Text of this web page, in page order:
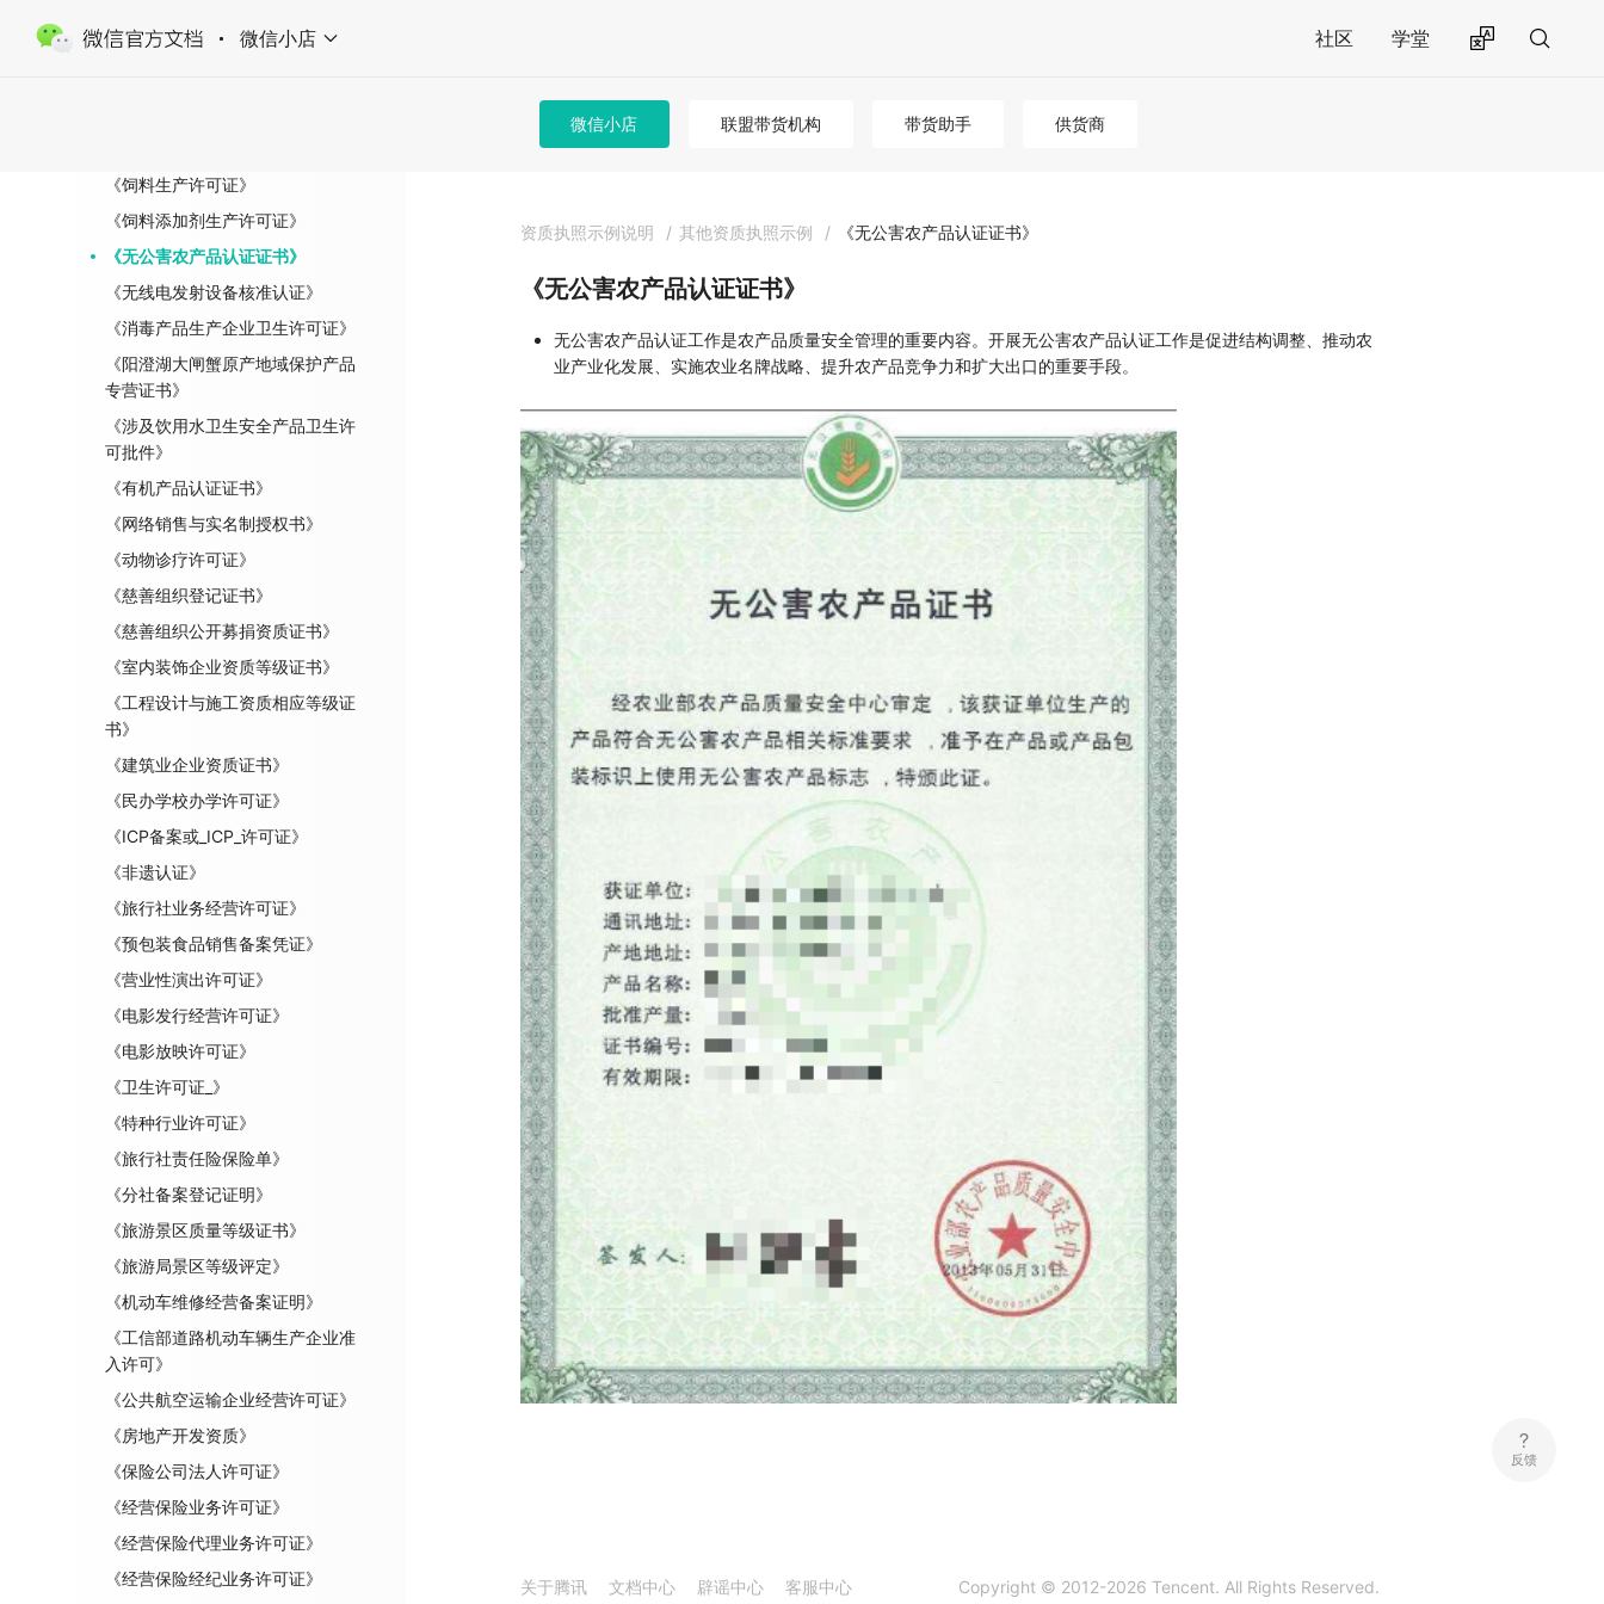
微信小店 社区 学堂
微信小店 联盟带货机构 带货助手 供货商
《食品生产许可证》
《饲料生产许可证》
《饲料添加剂生产许可证》
《无公害农产品认证证书》
《无线电发射设备核准认证》
《消毒产品生产企业卫生许可证》
《阳澄湖大闸蟹原产地域保护产品
专营证书》
《涉及饮用水卫生安全产品卫生许
可批件》
《有机产品认证证书》
《网络销售与实名制授权书》
《动物诊疗许可证》
《慈善组织登记证书》
《慈善组织公开募捐资质证书》
《室内装饰企业资质等级证书》
《工程设计与施工资质相应等级证
书》
《建筑业企业资质证书》
《民办学校办学许可证》
《ICP备案或_ICP_许可证》
《非遗认证》
《旅行社业务经营许可证》
《预包装食品销售备案凭证》
《营业性演出许可证》
《电影发行经营许可证》
《电影放映许可证》
《卫生许可证_》
《特种行业许可证》
《旅行社责任险保险单》
《分社备案登记证明》
《旅游景区质量等级证书》
《旅游局景区等级评定》
《机动车维修经营备案证明》
《工信部道路机动车辆生产企业准
入许可》
《公共航空运输企业经营许可证》
《房地产开发资质》
《保险公司法人许可证》
《经营保险业务许可证》
《经营保险代理业务许可证》
《经营保险经纪业务许可证》
资质执照示例说明 / 其他资质执照示例 / 《无公害农产品认证证书》
《无公害农产品认证证书》
无公害农产品认证工作是农产品质量安全管理的重要内容。开展无公害农产品认证工作是促进结构调整、推动农
业产业化发展、实施农业名牌战略、提升农产品竞争力和扩大出口的重要手段。
关于腾讯 文档中心 辟谣中心 客服中心 Copyright © 2012-2026 Tencent. All Rights Reserved.
反馈